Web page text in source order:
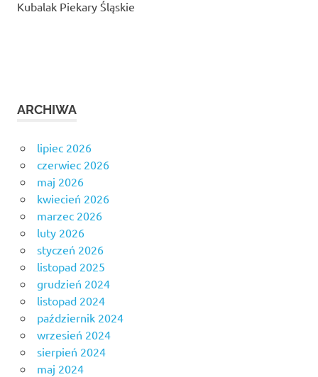
Kubalak Piekary Śląskie
ARCHIWA
lipiec 2026
czerwiec 2026
maj 2026
kwiecień 2026
marzec 2026
luty 2026
styczeń 2026
listopad 2025
grudzień 2024
listopad 2024
październik 2024
wrzesień 2024
sierpień 2024
maj 2024